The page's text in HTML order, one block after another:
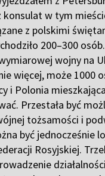
w tym
z polskimi
200–300
wojny na
więcej, może 1000
i Polonia
Przestała być
tożsamości i
być jednocześnie
Rosyjskiej.